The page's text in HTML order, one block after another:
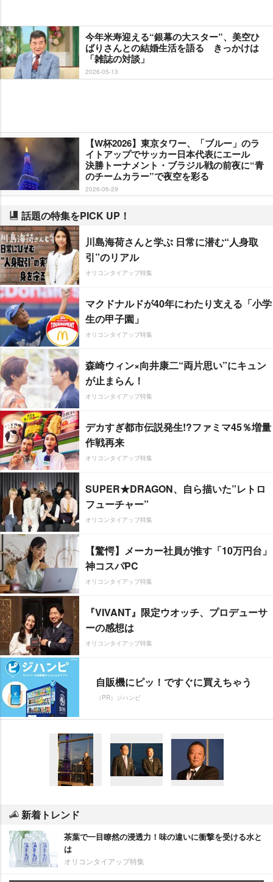
今年米寿迎える“銀幕の大スター”、美空ひ
ばりさんとの結婚生活を語る きっかけは
「雑誌の対談」
2026-05-13
【W杯2026】東京タワー、「ブルー」のラ
イトアップでサッカー日本代表にエール
決勝トーナメント・ブラジル戦の前夜に“青
のチームカラー”で夜空を彩る
2026-06-29
話題の特集をPICK UP！
川島海荷さんと学ぶ 日常に潜む“人身取
引”のリアル
オリコンタイアップ特集
マクドナルドが40年にわたり支える「小学
生の甲子園」
オリコンタイアップ特集
森崎ウィン×向井康二“両片思い”にキュン
が止まらん！
オリコンタイアップ特集
デカすぎ都市伝説発生!?ファミマ45％増量
作戦再来
オリコンタイアップ特集
SUPER★DRAGON、自ら描いた”レトロ
フューチャー”
オリコンタイアップ特集
【驚愕】メーカー社員が推す「10万円台」
神コスパPC
オリコンタイアップ特集
『VIVANT』限定ウオッチ、プロデューサ
ーの感想は
オリコンタイアップ特集
自販機にピッ！ですぐに買えちゃう
（PR）ジハンピ
新着トレンド
茶葉で一目瞭然の浸透力！味の違いに衝撃を受ける水と
は
オリコンタイアップ特集